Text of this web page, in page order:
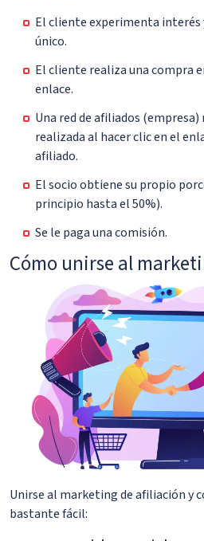
El cliente experimenta interés
único.
El cliente realiza una compra
enlace.
Una red de afiliados
realizada al hacer clic en el
afiliado.
El socio obtiene su propio
principio hasta el 50%).
Se le paga una comisión.
Cómo unirse al
Unirse al marketing de afiliación y
bastante fácil: